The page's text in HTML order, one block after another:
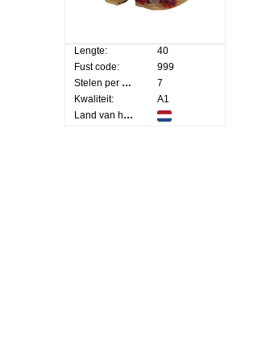
Lengte:
40
Fust code:
999
Stelen per bos:
7
Kwaliteit:
A1
Land van herkomst: